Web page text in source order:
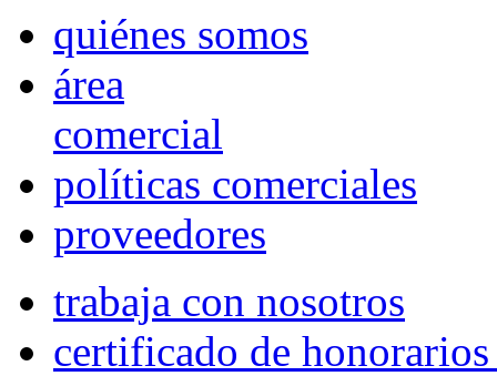
quiénes somos
área
comercial
políticas comerciales
proveedores
trabaja con nosotros
certificado de